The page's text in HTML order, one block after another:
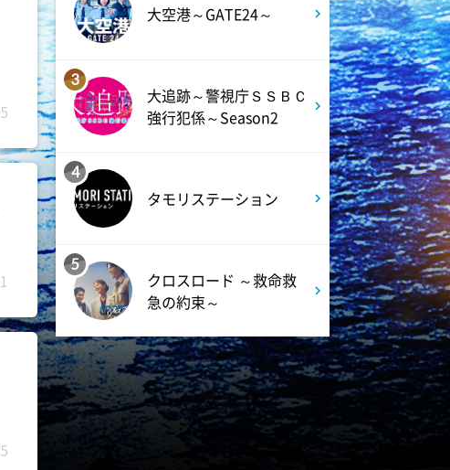
「きみを愛する気はない」と言
った次期公爵様がなぜか溺愛し
てきます #6
深夜 2:30
花織さんは転生しても喧嘩がし
深夜 3:00
上田ちゃんネル 楽屋トークを
い話
深夜
テラサってる? EXOシウミン
主演『ホ食堂～時空を超えた恋
のシェフ』第1話・前編
大空港～GATE24～
3
大追跡～警視庁ＳＳＢＣ
強行犯係～Season2
4
タモリステーション
5
クロスロード ～救命救
急の約束～